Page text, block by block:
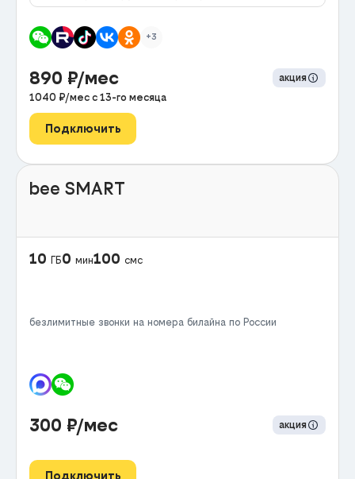
+3
890 ₽/мес
акция
1040 ₽/мес с 13-го месяца
Подключить
bee SMART
10 ГБ0 мин100 смс
безлимитные звонки на номера билайна по России
300 ₽/мес акция
Подключить